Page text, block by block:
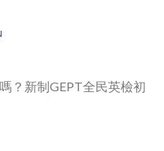
？新制GEPT全民英檢初